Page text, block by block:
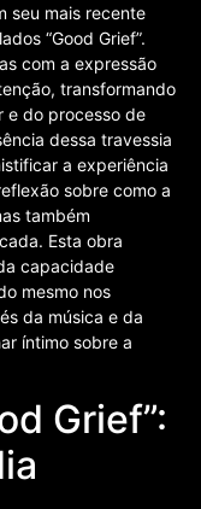
seu mais recente
“Good Grief”.
com a expressão
transformando
e do processo de
dessa travessia
a experiência
sobre como a
também
Esta obra
capacidade
mesmo nos
da música e da
íntimo sobre a
Grief”: